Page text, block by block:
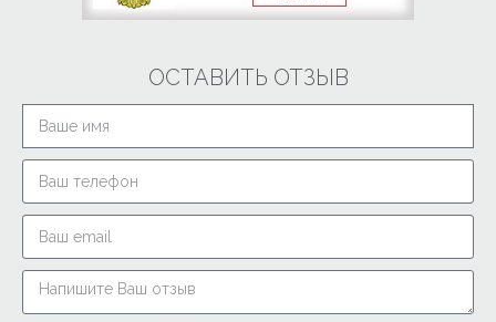
ОСТАВИТЬ ОТЗЫВ